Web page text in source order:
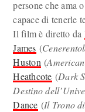
persone che ama
capace di tenerle
Il film è diretto da
James (
Huston (
Heathcote (Dark
Destino
Dance (Il Trono